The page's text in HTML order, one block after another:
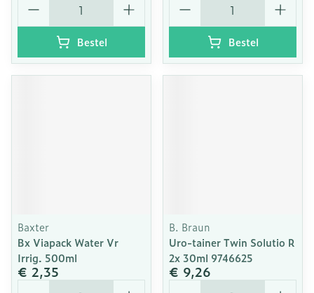
Bestel Bestel
Baxter
Bx Viapack Water Vr
Irrig. 500ml
€ 2,35
Aantal
B. Braun
Uro-tainer Twin Solutio R
2x 30ml 9746625
€ 9,26
Aantal